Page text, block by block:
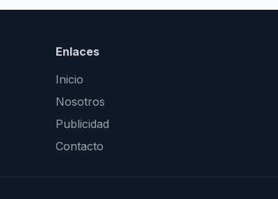
Enlaces
Inicio
Nosotros
Publicidad
Contacto